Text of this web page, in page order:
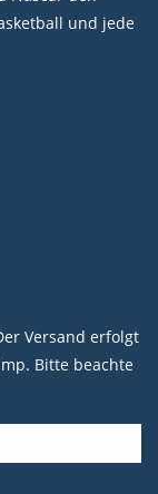
und jede
Versand erfolgt
Bitte beachte